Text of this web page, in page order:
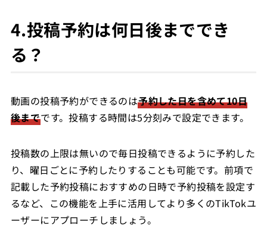
4.投稿予約は何日後まででき
る？
動画の投稿予約ができるのは予約した日を含めて10日
後までです。投稿する時間は5分刻みで設定できます。
投稿数の上限は無いので毎日投稿できるように予約した
り、曜日ごとに予約したりすることも可能です。前項で
記載した予約投稿におすすめの日時で予約投稿を設定す
るなど、この機能を上手に活用してより多くのTikTokユ
ーザーにアプローチしましょう。